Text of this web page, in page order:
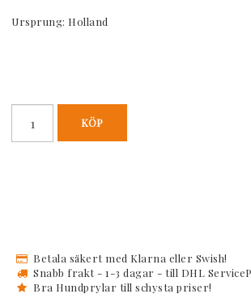
Ursprung: Holland
KÖP
Betala säkert med Klarna eller Swish!
Snabb frakt - 1-3 dagar - till DHL
Bra Hundprylar till schysta priser!